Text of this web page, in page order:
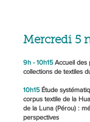
Mercredi 5
9h - 10h15 Accueil des
collections de textiles
10h15 Étude
corpus textile de la
de la Luna (Pérou) :
perspectives